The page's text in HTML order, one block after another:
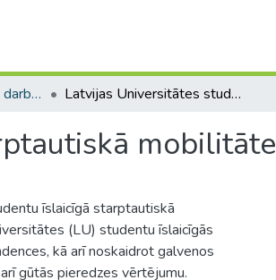
Bakalaura un maģistra darbi (SZF) / Bachelor's and Master's theses Latvijas Universitātes studentu īslaicīgā starptautiskā mobilitāte
mobilitāte
īslaicīgā starptautiskā
(LU) studentu īslaicīgās
kā arī noskaidrot galvenos
gūtās pieredzes vērtējumu.